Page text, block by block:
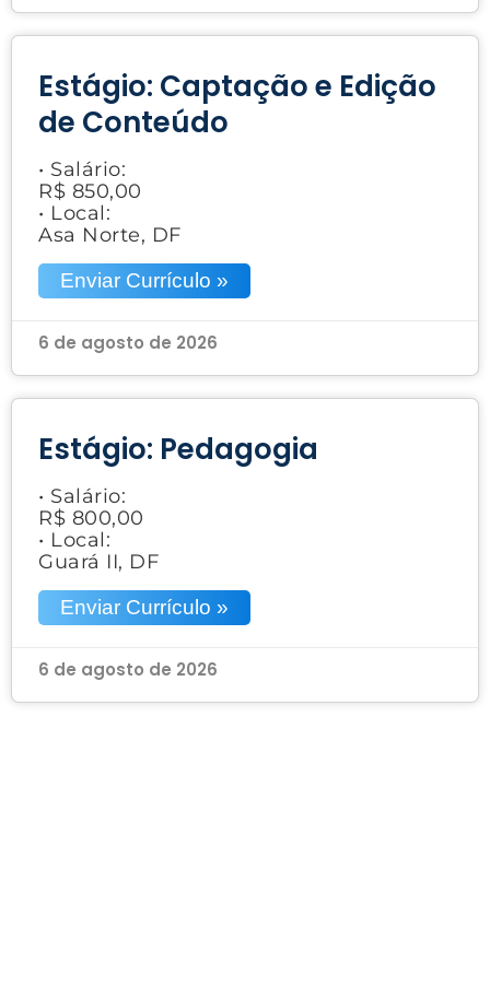
Estágio: Captação e Edição
de Conteúdo
• Salário:
R$ 850,00
• Local:
Asa Norte, DF
Enviar Currículo »
6 de agosto de 2026
Estágio: Pedagogia
• Salário:
R$ 800,00
• Local:
Guará II, DF
Enviar Currículo »
6 de agosto de 2026